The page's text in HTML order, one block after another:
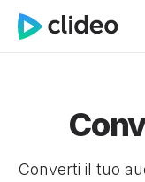
Converti il tuo